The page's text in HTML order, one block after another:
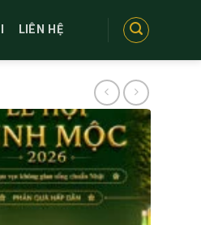
LIÊN HỆ